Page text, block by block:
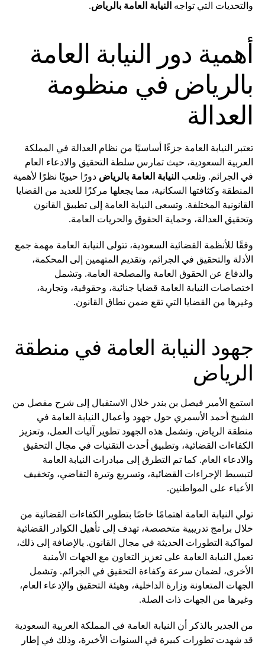
والتحديات التي تواجه النيابة العامة بالرياض.
أهمية دور النيابة العامة
بالرياض في منظومة
العدالة
تعتبر النيابة العامة جزءًا أساسيًا من نظام العدالة في المملكة
العربية السعودية، حيث تمارس سلطة التحقيق والادعاء العام
في الجرائم. وتلعب النيابة العامة بالرياض دورًا حيويًا نظرًا لأهمية
المنطقة وكثافتها السكانية، مما يجعلها مركزًا للعديد من القضايا
القانونية المختلفة. وتسعى النيابة العامة إلى تطبيق القانون
وتحقيق العدالة، وحماية الحقوق والحريات العامة.
وفقًا للأنظمة القضائية السعودية، تتولى النيابة العامة مهمة جمع
الأدلة والتحقيق في الجرائم، وتقديم المتهمين إلى المحكمة،
والدفاع عن الحقوق العامة والمصلحة العامة. وتشمل
اختصاصات النيابة العامة قضايا جنائية، وحقوقية، وتجارية،
وغيرها من القضايا التي تقع ضمن نطاق القانون.
جهود النيابة العامة في منطقة
الرياض
استمع الأمير فيصل بن بندر خلال الاستقبال إلى شرح مفصل من
الشيخ أحمد الأسمري حول جهود وأعمال النيابة العامة في
منطقة الرياض. وتشمل هذه الجهود تطوير آليات العمل، وتعزيز
الكفاءات القضائية، وتطبيق أحدث التقنيات في مجال التحقيق
والادعاء العام. كما تم التطرق إلى مبادرات النيابة العامة
لتبسيط الإجراءات القضائية، وتسريع وتيرة التقاضي، وتخفيف
الأعباء على المواطنين.
تولي النيابة العامة اهتمامًا خاصًا بتطوير الكفاءات القضائية من
خلال برامج تدريبية متخصصة، تهدف إلى تأهيل الكوادر القضائية
لمواكبة التطورات الحديثة في مجال القانون. بالإضافة إلى ذلك،
تعمل النيابة العامة على تعزيز التعاون مع الجهات الأمنية
الأخرى، لضمان سرعة وكفاءة التحقيق في الجرائم. وتشمل
الجهات المتعاونة وزارة الداخلية، وهيئة التحقيق والإدعاء العام،
وغيرها من الجهات ذات الصلة.
من الجدير بالذكر أن النيابة العامة في المملكة العربية السعودية
قد شهدت تطورات كبيرة في السنوات الأخيرة، وذلك في إطار